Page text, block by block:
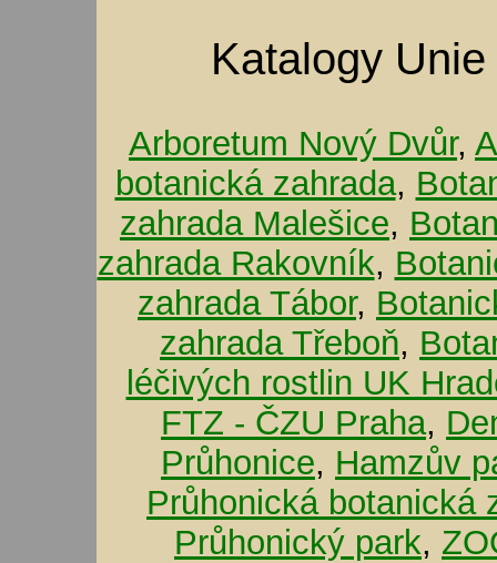
Katalogy
Arboretum Nový Dvůr,
botanická zahrada,
zahrada Malešice,
zahrada Rakovník,
zahrada Tábor,
zahrada Třeboň,
léčivých rostlin UK
FTZ - ČZU Praha,
Průhonice, Hamzův
Průhonická botanická
Průhonický park,